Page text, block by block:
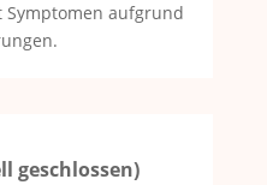
aufgrund
geschlossen)